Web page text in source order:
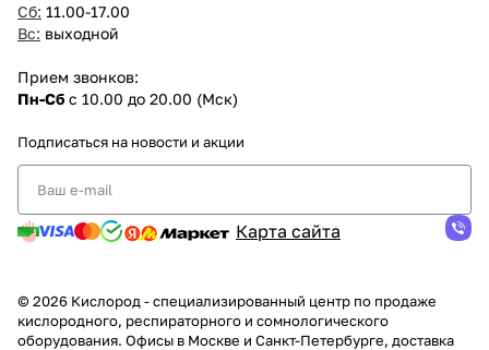
Сб: 11.00-17.00
Вс: выходной
Прием звонков:
Пн-Сб с 10.00 до 20.00 (Мск)
Подписаться на новости и акции
Карта сайта
© 2026 Кислород - специализированный центр по продаже
кислородного, респираторного и сомнологического
оборудования. Офисы в Москве и Санкт-Петербурге, доставка